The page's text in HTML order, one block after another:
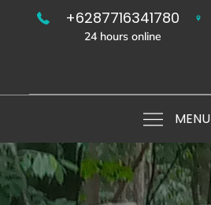
+6287716341780
24 hours online
MENU